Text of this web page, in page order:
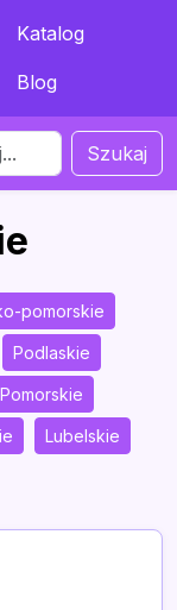
Katalog
Blog
Szukaj
pomorskie
Podlaskie
Pomorskie
Lubelskie